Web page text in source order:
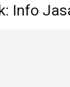
Info